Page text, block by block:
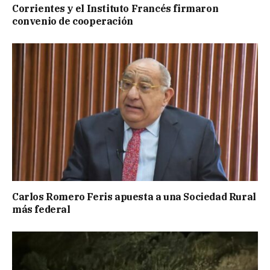
Corrientes y el Instituto Francés firmaron
convenio de cooperación
Carlos Romero Feris apuesta a una Sociedad Rural
más federal